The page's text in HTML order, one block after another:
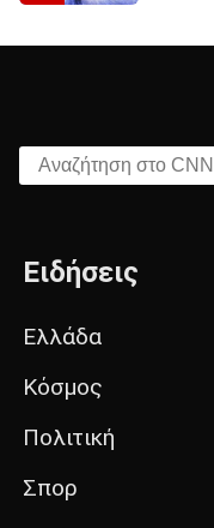
Αναζήτηση στο CNN.gr
Ειδήσεις
Ελλάδα
Κόσμος
Πολιτική
Σπορ